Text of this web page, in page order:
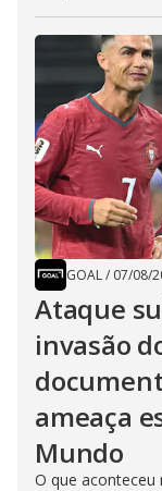
GOAL/ 07/08/
Ataque
invasão
ameaça
Mundo
O que aconteceu